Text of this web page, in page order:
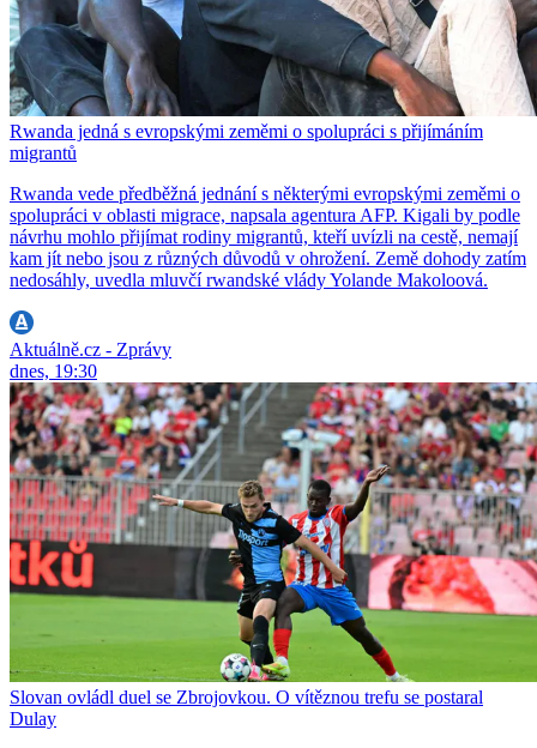
Rwanda jedná s evropskými zeměmi o spolupráci s přijímáním
migrantů
Rwanda vede předběžná jednání s některými evropskými zeměmi o
spolupráci v oblasti migrace, napsala agentura AFP. Kigali by podle
návrhu mohlo přijímat rodiny migrantů, kteří uvízli na cestě, nemají
kam jít nebo jsou z různých důvodů v ohrožení. Země dohody zatím
nedosáhly, uvedla mluvčí rwandské vlády Yolande Makoloová.
Aktuálně.cz - Zprávy
dnes, 19:30
Slovan ovládl duel se Zbrojovkou. O vítěznou trefu se postaral
Dulay